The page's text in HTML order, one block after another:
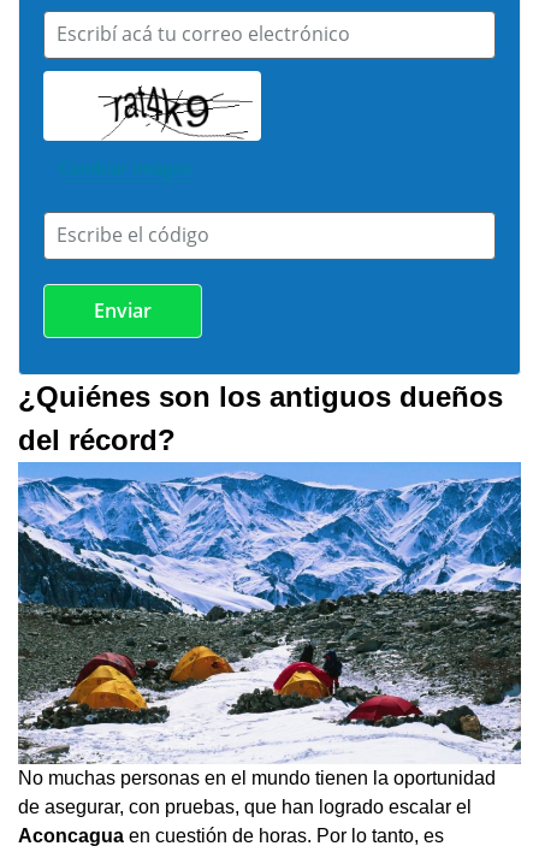
Escribí acá tu correo electrónico
Cambiar imagen
Escribe el código
¿Quiénes son los antiguos dueños
del récord?
No muchas personas en el mundo tienen la oportunidad
de asegurar, con pruebas, que han logrado escalar el
Aconcagua en cuestión de horas. Por lo tanto, es